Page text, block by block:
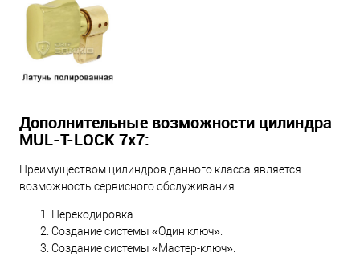
Дополнительные возможности цилиндра
MUL-T-LOCK 7х7:
Преимуществом цилиндров данного класса является
возможность сервисного обслуживания.
Перекодировка.
Создание системы «Один ключ».
Создание системы «Мастер-ключ».